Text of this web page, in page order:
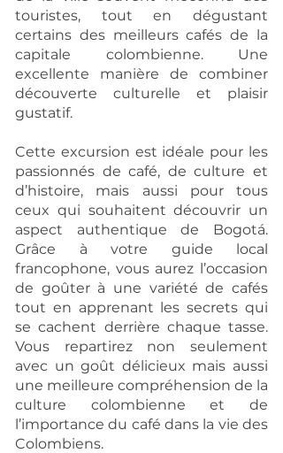
touristes, tout en dégustant
certains des meilleurs cafés de la
capitale colombienne. Une
excellente manière de combiner
découverte culturelle et plaisir
gustatif.
Cette excursion est idéale pour les
passionnés de café, de culture et
d’histoire, mais aussi pour tous
ceux qui souhaitent découvrir un
aspect authentique de Bogotá.
Grâce à votre guide local
francophone, vous aurez l’occasion
de goûter à une variété de cafés
tout en apprenant les secrets qui
se cachent derrière chaque tasse.
Vous repartirez non seulement
avec un goût délicieux mais aussi
une meilleure compréhension de la
culture colombienne et de
l’importance du café dans la vie des
Colombiens.